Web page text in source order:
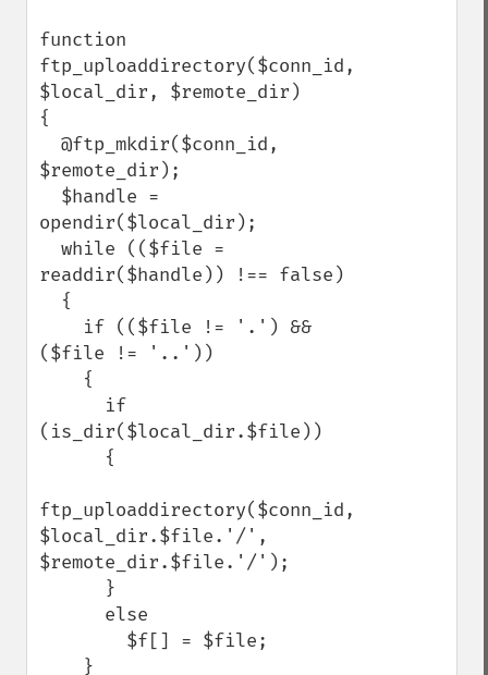
function
ftp_uploaddirectory($conn_id,
$local_dir, $remote_dir)
{
$remote_dir);
opendir($local_dir);
readdir($handle)) !== false)
($file != '..'))
(is_dir($local_dir.$file))
ftp_uploaddirectory($conn_id,
$local_dir.$file.'/',
$remote_dir.$file.'/');